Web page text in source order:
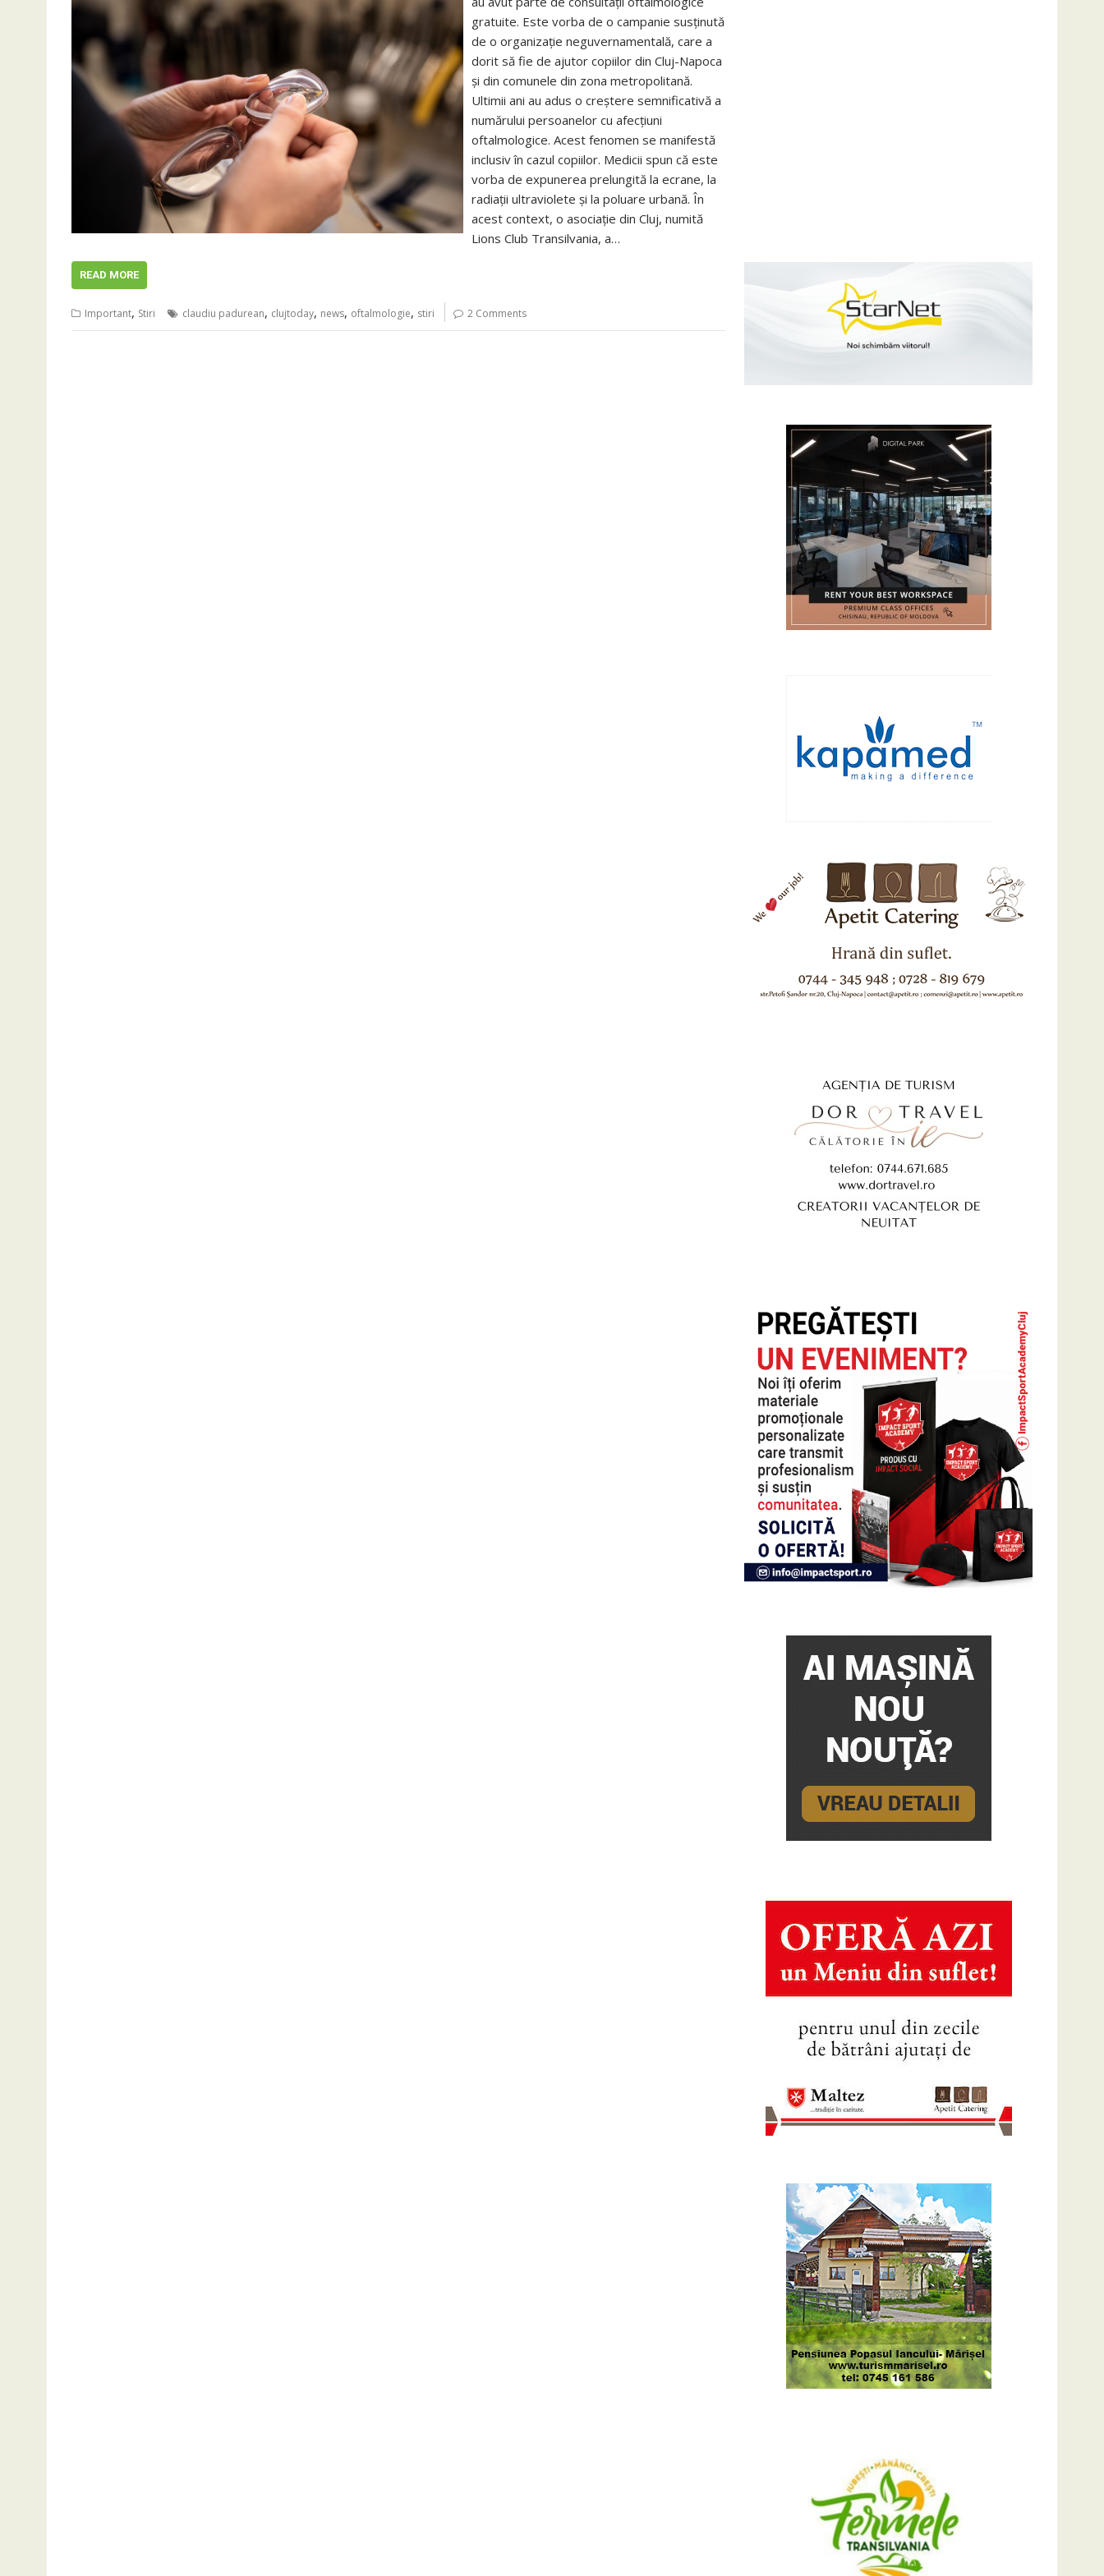
gratuite. Este vorba de o campanie susținută
de o organizație neguvernamentală, care a
dorit să fie de ajutor copiilor din Cluj-Napoca
și din comunele din zona metropolitană.
Ultimii ani au adus o creștere semnificativă a
numărului persoanelor cu afecțiuni
oftalmologice. Acest fenomen se manifestă
inclusiv în cazul copiilor. Medicii spun că este
vorba de expunerea prelungită la ecrane, la
radiații ultraviolete și la poluare urbană. În
acest context, o asociație din Cluj, numită
Lions Club Transilvania, a…
READ MORE
Important, Stiri claudiu padurean, clujtoday, news, oftalmologie, stiri 2 Comments